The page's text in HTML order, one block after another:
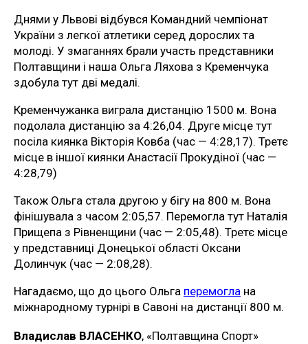
Днями у Львові відбувся Командний чемпіонат
України з легкої атлетики серед дорослих та
молоді. У змаганнях брали участь представники
Полтавщини і наша Ольга Ляхова з Кременчука
здобула тут дві медалі.
Кременчужанка виграла дистанцію 1500 м. Вона
подолала дистанцію за 4:26,04. Друге місце тут
посіла киянка Вікторія Ковба (час — 4:28,17). Третє
місце в іншої киянки Анастасії Прокудіної (час —
4:28,79)
Також Ольга стала другою у бігу на 800 м. Вона
фінішувала з часом 2:05,57. Перемогла тут Наталія
Прищепа з Рівненщини (час — 2:05,48). Третє місце
у представниці Донецької області Оксани
Долинчук (час — 2:08,28).
Нагадаємо, що до цього Ольга перемогла на
міжнародному турнірі в Савоні на дистанції 800 м.
Владислав ВЛАСЕНКО, «Полтавщина Спорт»